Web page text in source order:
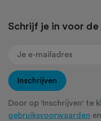
Schrijf je in voor
Inschrijven
Door op 'Inschrijven' te
gebruiksvoorwaarden en